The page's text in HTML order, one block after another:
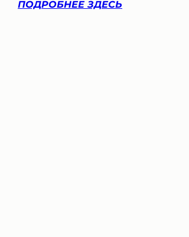
ПОДРОБНЕЕ ЗДЕСЬ